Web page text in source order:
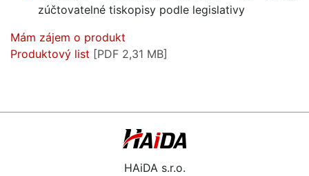
zúčtovatelné tiskopisy podle legislativy
Mám zájem o produkt
Produktový list [PDF 2,31 MB]
HAiDA s.r.o.